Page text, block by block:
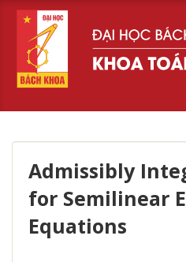
Admissibly
for Semilinear
Equations